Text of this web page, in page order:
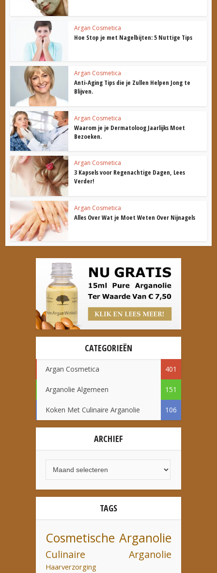
Argan Cosmetica
Hoe Stop je met Nagelbijten: 5 Nuttige Tips
Argan Cosmetica
Anti-Aging Tips die je Zullen Helpen Jong te
Blijven.
Argan Cosmetica
Waarom je je Dermatoloog Jaarlijks Moet
Bezoeken.
Argan Cosmetica
3 Kapsels voor Regenachtige Dagen, Lees
Verder!
Argan Cosmetica
Alles Over Wat je Moet Weten Over Nijnagels
CATEGORIEËN
Argan Cosmetica 401
Arganolie Algemeen 151
Koken Met Culinaire Arganolie 106
ARCHIEF
TAGS
Cosmetische Arganolie
Culinaire Arganolie
Haarverzorging